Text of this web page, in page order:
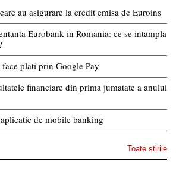
au asigurare la credit emisa de Euroins
Eurobank in Romania: ce se intampla
plati prin Google Pay
financiare din prima jumatate a anului
de mobile banking
Toate stirile